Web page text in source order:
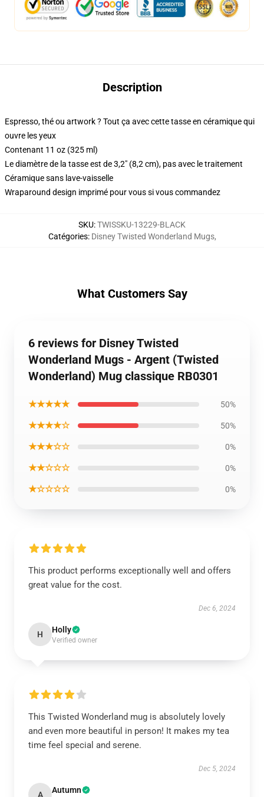
Description
Espresso, thé ou artwork ? Tout ça avec cette tasse en céramique qui
ouvre les yeux
Contenant 11 oz (325 ml)
Le diamètre de la tasse est de 3,2" (8,2 cm), pas avec le traitement
Céramique sans lave-vaisselle
Wraparound design imprimé pour vous si vous commandez
SKU:TWISSKU-13229-BLACK
Catégories: Disney Twisted Wonderland Mugs,
What Customers Say
6 reviews for Disney Twisted
Wonderland Mugs - Argent (Twisted
Wonderland) Mug classique RB0301
★★★★★ 50%
★★★★☆ 50%
★★★☆☆ 0%
★★☆☆☆ 0%
★☆☆☆☆ 0%
This product performs exceptionally well and offers
great value for the cost.
Dec 6, 2024
H Holly
Verified owner
This Twisted Wonderland mug is absolutely lovely
and even more beautiful in person! It makes my tea
time feel special and serene.
Dec 5, 2024
A Autumn